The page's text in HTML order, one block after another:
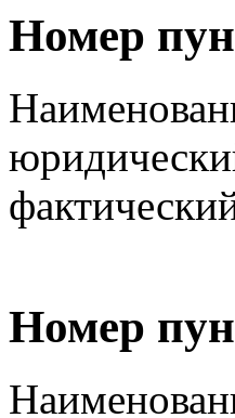
Номер
Номер